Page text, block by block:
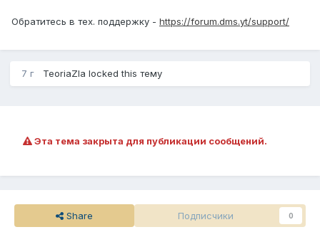
Обратитесь в тех. поддержку - https://forum.dms.yt/support/
7 г TeoriaZla locked this тему
Эта тема закрыта для публикации сообщений.
Share Подписчики 0